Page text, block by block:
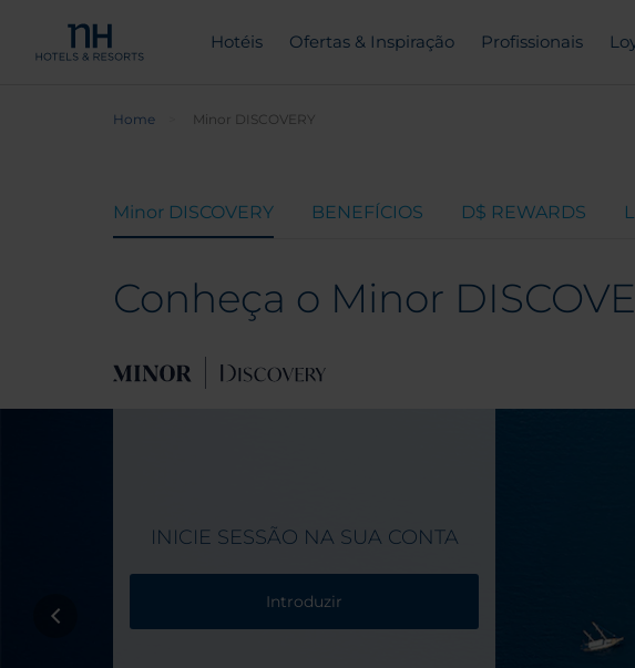
Hotéis Ofertas & Inspiração Profissionais
Home Minor DISCOVERY
Minor DISCOVERY BENEFÍCIOS D$ REWARDS
Conheça o Minor
INICIE SESSÃO NA SUA CONTA
Introduzir